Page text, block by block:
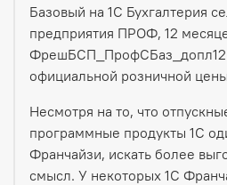
Базовый на 1С Бухгалтерия
предприятия ПРОФ, 12
официальной розничной
Несмотря на то, что
программные продукты 1С
Франчайзи, искать более
смысл. У некоторых 1С